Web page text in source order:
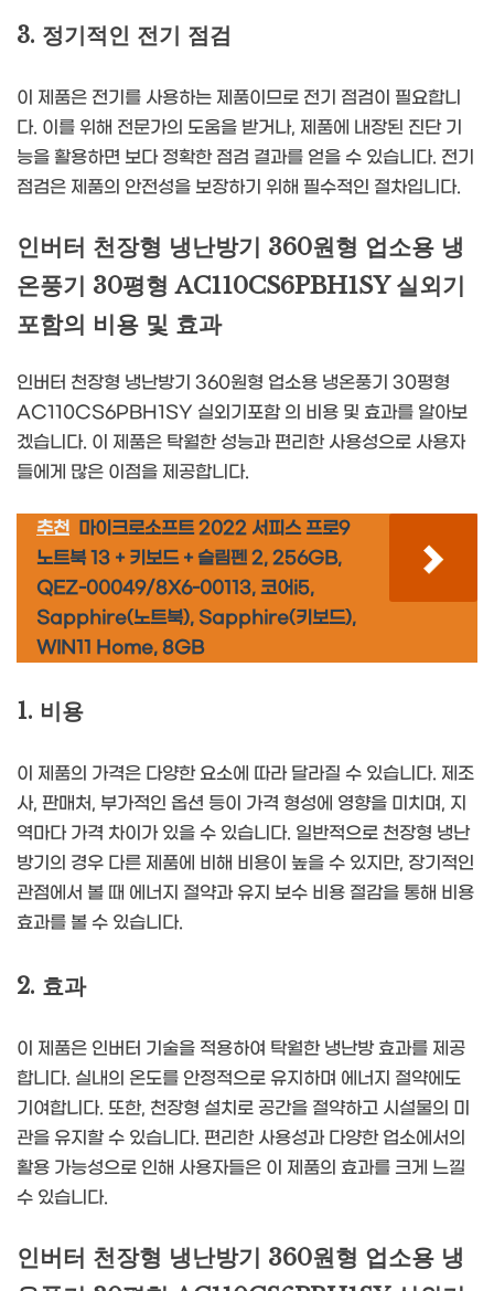
3. 정기적인 전기 점검
이 제품은 전기를 사용하는 제품이므로 전기 점검이 필요합니
다. 이를 위해 전문가의 도움을 받거나, 제품에 내장된 진단 기
능을 활용하면 보다 정확한 점검 결과를 얻을 수 있습니다. 전기
점검은 제품의 안전성을 보장하기 위해 필수적인 절차입니다.
인버터 천장형 냉난방기 360원형 업소용 냉
온풍기 30평형 AC110CS6PBH1SY 실외기
포함의 비용 및 효과
인버터 천장형 냉난방기 360원형 업소용 냉온풍기 30평형
AC110CS6PBH1SY 실외기포함 의 비용 및 효과를 알아보
겠습니다. 이 제품은 탁월한 성능과 편리한 사용성으로 사용자
들에게 많은 이점을 제공합니다.
추천 마이크로소프트 2022 서피스 프로9
노트북 13 + 키보드 + 슬림펜 2, 256GB,
QEZ-00049/8X6-00113, 코어i5,
Sapphire(노트북), Sapphire(키보드),
WIN11 Home, 8GB
1. 비용
이 제품의 가격은 다양한 요소에 따라 달라질 수 있습니다. 제조
사, 판매처, 부가적인 옵션 등이 가격 형성에 영향을 미치며, 지
역마다 가격 차이가 있을 수 있습니다. 일반적으로 천장형 냉난
방기의 경우 다른 제품에 비해 비용이 높을 수 있지만, 장기적인
관점에서 볼 때 에너지 절약과 유지 보수 비용 절감을 통해 비용
효과를 볼 수 있습니다.
2. 효과
이 제품은 인버터 기술을 적용하여 탁월한 냉난방 효과를 제공
합니다. 실내의 온도를 안정적으로 유지하며 에너지 절약에도
기여합니다. 또한, 천장형 설치로 공간을 절약하고 시설물의 미
관을 유지할 수 있습니다. 편리한 사용성과 다양한 업소에서의
활용 가능성으로 인해 사용자들은 이 제품의 효과를 크게 느낄
수 있습니다.
인버터 천장형 냉난방기 360원형 업소용 냉